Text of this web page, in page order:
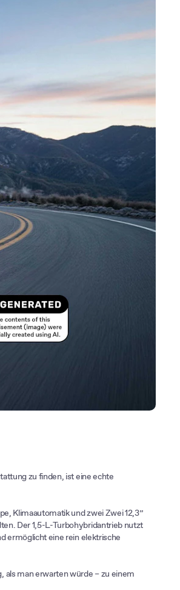
zu finden, ist eine echte
Klimaautomatik und zwei Zwei 12,3”
Der 1,5-L-Turbohybridantrieb nutzt
ermöglicht eine rein elektrische
man erwarten würde – zu einem